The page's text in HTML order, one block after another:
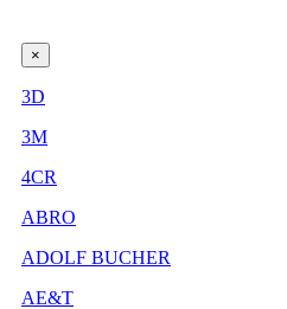
×
3D
3М
4CR
ABRO
ADOLF BUCHER
AE&T